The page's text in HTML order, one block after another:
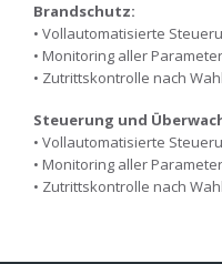
Brandschutz:
• Vollautomatisierte
• Monitoring aller Parameter
• Zutrittskontrolle nach Wahl
Steuerung und
• Vollautomatisierte
• Monitoring aller Parameter
• Zutrittskontrolle nach Wahl